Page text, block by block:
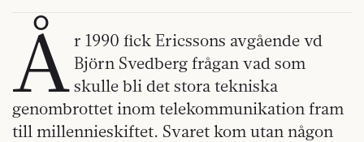
Å r 1990 fick Ericssons avgående vd
Björn Svedberg frågan vad som
skulle bli det stora tekniska
genombrottet inom telekommunikation fram
till millennieskiftet. Svaret kom utan någon